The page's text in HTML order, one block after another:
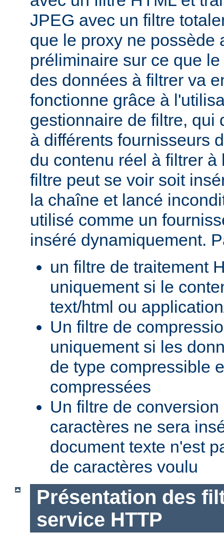
JPEG avec un filtre
que le proxy ne possède
préliminaire sur ce que
des données à filtrer va
fonctionne grâce à
gestionnaire de filtre, qui
à différents fournisseurs
du contenu réel à filtrer à
filtre peut se voir soit
la chaîne et lancé
utilisé comme un
inséré dynamiquement.
un filtre de traitement
uniquement si le
text/html ou
Un filtre de
uniquement si les
de type compressible
compressées
Un filtre de
caractères ne sera
document texte n'est
de caractères voulu
Présentation des
service HTTP